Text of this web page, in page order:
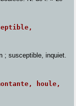
; susceptible, inquiet.
houle,